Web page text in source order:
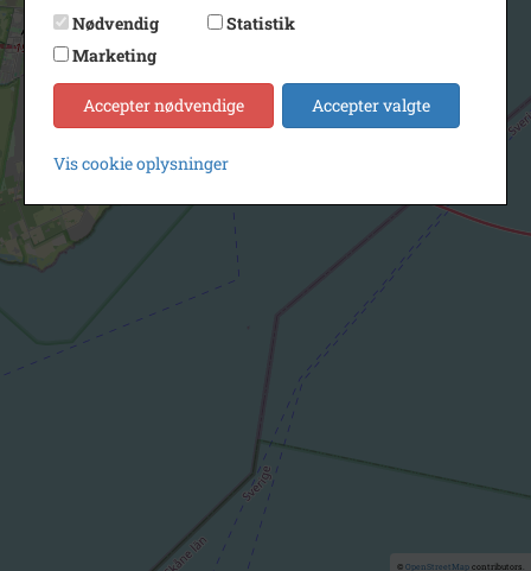
© OpenStreetMapcontributors.
Nødvendig
Statistik
Marketing
Accepter nødvendige Accepter valgte
Vis cookie oplysninger